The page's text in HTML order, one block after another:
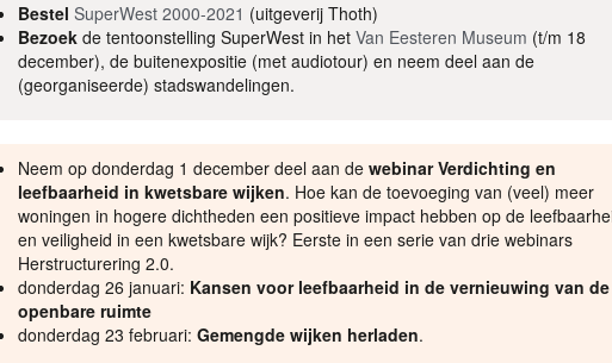
Bestel SuperWest 2000-2021 (uitgeverij Thoth)
Bezoekde tentoonstelling SuperWest in het Van Eesteren Museum (t/m 18
december), de buitenexpositie (met audiotour) en neem deel aan de
(georganiseerde) stadswandelingen.
Neem op donderdag 1 december deel aan de webinar Verdichting en
leefbaarheid in kwetsbare wijken. Hoe kan de toevoeging van (veel) meer
woningen in hogere dichtheden een positieve impact hebben op de
en veiligheid in een kwetsbare wijk? Eerste in een serie van drie webinars
Herstructurering 2.0.
donderdag 26 januari: Kansen voor leefbaarheid in de vernieuwing van de
openbare ruimte
donderdag 23 februari: Gemengde wijken herladen.